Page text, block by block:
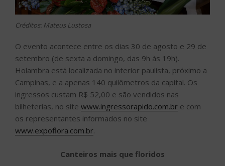
Créditos: Mateus Lustosa
O evento acontece entre os dias 30 de agosto e 29 de
setembro (de sexta a domingo, das 9h às 19h).
Holambra está localizada no interior paulista, próximo a
Campinas, e a apenas 140 quilômetros da capital. Os
ingressos custam R$ 52,00 e são vendidos nas
bilheterias, no site www.ingressorapido.com.br e com
os representantes informados no site
www.expoflora.com.br.
Canteiros mais que floridos